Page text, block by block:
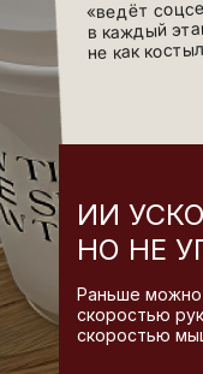
в каждый
не как
Раньше можно
скоростью
скоростью
ИИ
НО НЕ